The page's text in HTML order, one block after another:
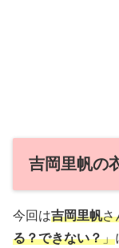
吉岡里帆の
今回は吉岡里帆さ
る？できない？」